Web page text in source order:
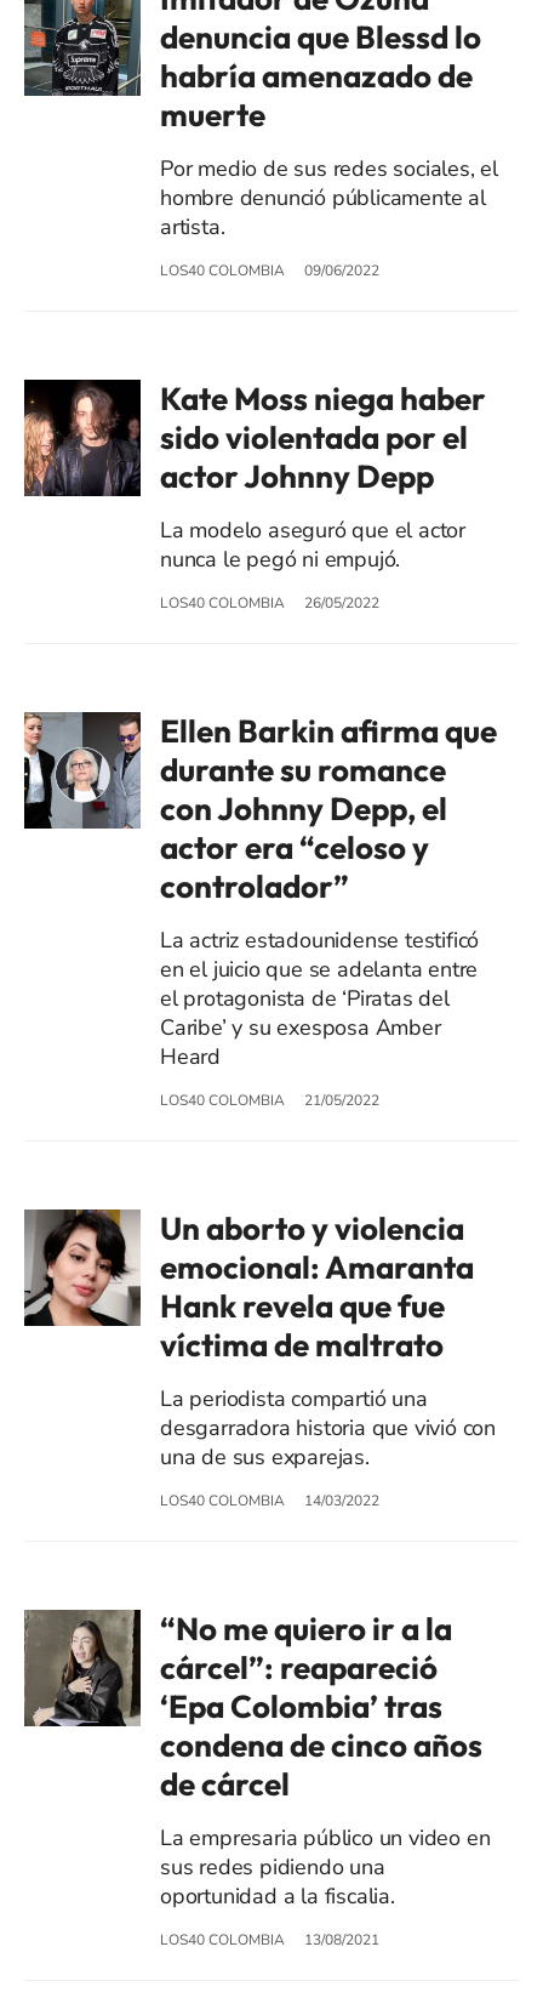
denuncia que Blessd lo
habría amenazado de
muerte
Por medio de sus redes sociales, el
hombre denunció públicamente al
artista.
LOS40 COLOMBIA 09/06/2022
Kate Moss niega haber
sido violentada por el
actor Johnny Depp
La modelo aseguró que el actor
nunca le pegó ni empujó.
LOS40 COLOMBIA 26/05/2022
Ellen Barkin afirma que
durante su romance
con Johnny Depp, el
actor era “celoso y
controlador”
La actriz estadounidense testificó
en el juicio que se adelanta entre
el protagonista de ‘Piratas del
Caribe’ y su exesposa Amber
Heard
LOS40 COLOMBIA 21/05/2022
Un aborto y violencia
emocional: Amaranta
Hank revela que fue
víctima de maltrato
La periodista compartió una
desgarradora historia que vivió con
una de sus exparejas.
LOS40 COLOMBIA 14/03/2022
“No me quiero ir a la
cárcel”: reapareció
‘Epa Colombia’ tras
condena de cinco años
de cárcel
La empresaria público un video en
sus redes pidiendo una
oportunidad a la fiscalia.
LOS40 COLOMBIA 13/08/2021